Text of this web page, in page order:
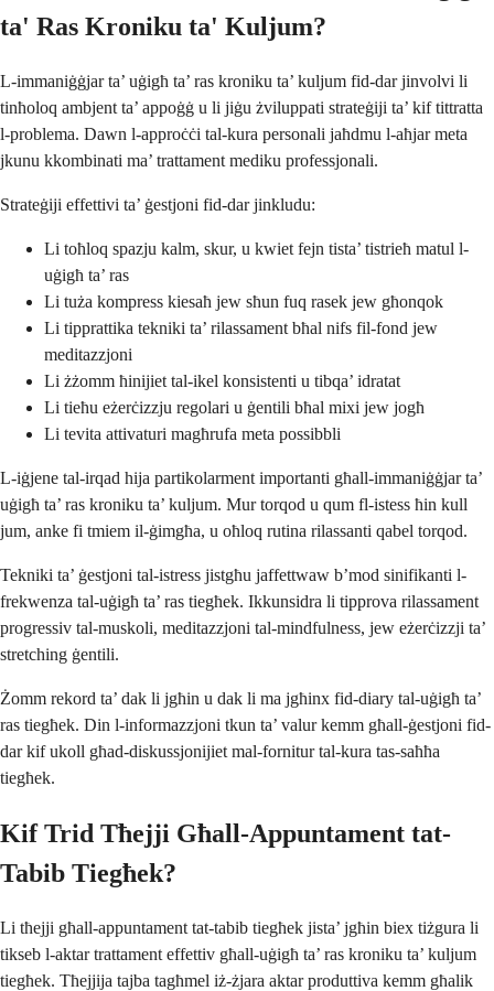
ta' Ras Kroniku ta' Kuljum?
L-immaniġġjar ta’ uġigħ ta’ ras kroniku ta’ kuljum fid-dar jinvolvi li
tinħoloq ambjent ta’ appoġġ u li jiġu żviluppati strateġiji ta’ kif tittratta
l-problema. Dawn l-approċċi tal-kura personali jaħdmu l-aħjar meta
jkunu kkombinati ma’ trattament mediku professjonali.
Strateġiji effettivi ta’ ġestjoni fid-dar jinkludu:
Li toħloq spazju kalm, skur, u kwiet fejn tista’ tistrieħ matul l-
uġigħ ta’ ras
Li tuża kompress kiesaħ jew sħun fuq rasek jew għonqok
Li tipprattika tekniki ta’ rilassament bħal nifs fil-fond jew
meditazzjoni
Li żżomm ħinijiet tal-ikel konsistenti u tibqa’ idratat
Li tieħu eżerċizzju regolari u ġentili bħal mixi jew jogħ
Li tevita attivaturi magħrufa meta possibbli
L-iġjene tal-irqad hija partikolarment importanti għall-immaniġġjar ta’
uġigħ ta’ ras kroniku ta’ kuljum. Mur torqod u qum fl-istess ħin kull
jum, anke fi tmiem il-ġimgħa, u oħloq rutina rilassanti qabel torqod.
Tekniki ta’ ġestjoni tal-istress jistgħu jaffettwaw b’mod sinifikanti l-
frekwenza tal-uġigħ ta’ ras tiegħek. Ikkunsidra li tipprova rilassament
progressiv tal-muskoli, meditazzjoni tal-mindfulness, jew eżerċizzji ta’
stretching ġentili.
Żomm rekord ta’ dak li jgħin u dak li ma jgħinx fid-diary tal-uġigħ ta’
ras tiegħek. Din l-informazzjoni tkun ta’ valur kemm għall-ġestjoni fid-
dar kif ukoll għad-diskussjonijiet mal-fornitur tal-kura tas-saħħa
tiegħek.
Kif Trid Tħejji Għall-Appuntament tat-
Tabib Tiegħek?
Li tħejji għall-appuntament tat-tabib tiegħek jista’ jgħin biex tiżgura li
tikseb l-aktar trattament effettiv għall-uġigħ ta’ ras kroniku ta’ kuljum
tiegħek. Tħejjija tajba tagħmel iż-żjara aktar produttiva kemm għalik